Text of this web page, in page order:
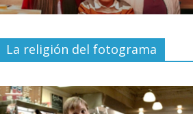
La religión del fotograma